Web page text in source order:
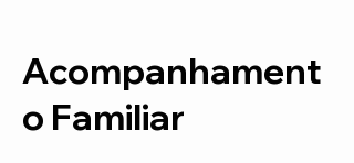
Acompanhament
o Familiar